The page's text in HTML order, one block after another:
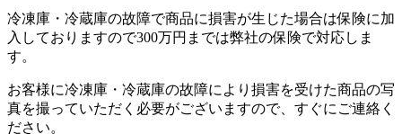
冷凍庫・冷蔵庫の故障で商品に損害が生じた場合は保険に加
入しておりますので300万円までは弊社の保険で対応しま
す。
お客様に冷凍庫・冷蔵庫の故障により損害を受けた商品の写
真を撮っていただく必要がございますので、すぐにご連絡く
ださい。